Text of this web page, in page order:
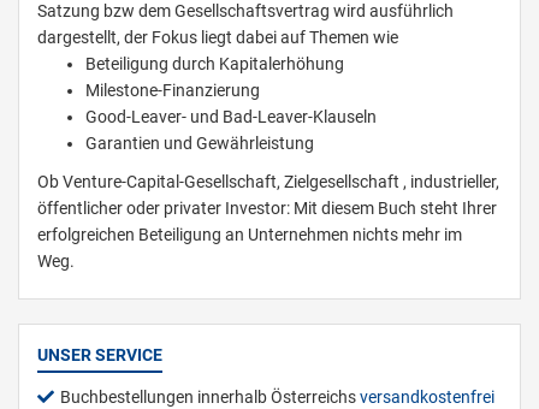
Satzung bzw dem Gesellschaftsvertrag wird ausführlich
dargestellt, der Fokus liegt dabei auf Themen wie
Beteiligung durch Kapitalerhöhung
Milestone-Finanzierung
Good-Leaver- und Bad-Leaver-Klauseln
Garantien und Gewährleistung
Ob Venture-Capital-Gesellschaft, Zielgesellschaft , industrieller,
öffentlicher oder privater Investor: Mit diesem Buch steht Ihrer
erfolgreichen Beteiligung an Unternehmen nichts mehr im
Weg.
UNSER SERVICE
Buchbestellungen innerhalb Österreichsversandkostenfrei